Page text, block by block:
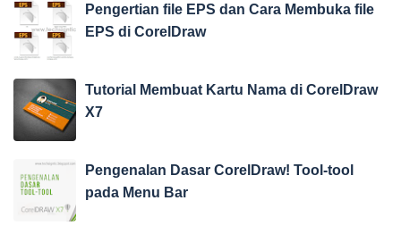
Pengertian file EPS dan Cara Membuka file
EPS di CorelDraw
Tutorial Membuat Kartu Nama di CorelDraw
X7
Pengenalan Dasar CorelDraw! Tool-tool
pada Menu Bar